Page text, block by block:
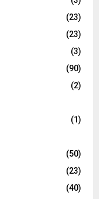
(23)
(23)
(3)
(90)
(2)
(1)
(50)
(23)
(40)